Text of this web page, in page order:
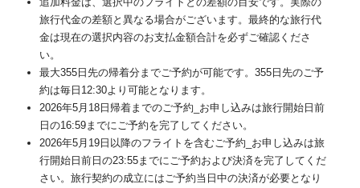
旅行代金の差額と異なる場合がございます。最終的な旅行代
金は現在の選択内容のお支払金額合計を必ずご確認くださ
い。
最大355日先の帰着分までご予約が可能です。355日先のご予
約は毎日12:30より可能となります。
2026年5月18日帰着までのご予約_お申し込みは旅行開始日前
日の16:59までにご予約を完了してください。
2026年5月19日以降のフライトを含むご予約_お申し込みは旅
行開始日前日の23:55までにご予約および決済を完了してくだ
さい。旅行契約の成立にはご予約当日中の決済が必要となり